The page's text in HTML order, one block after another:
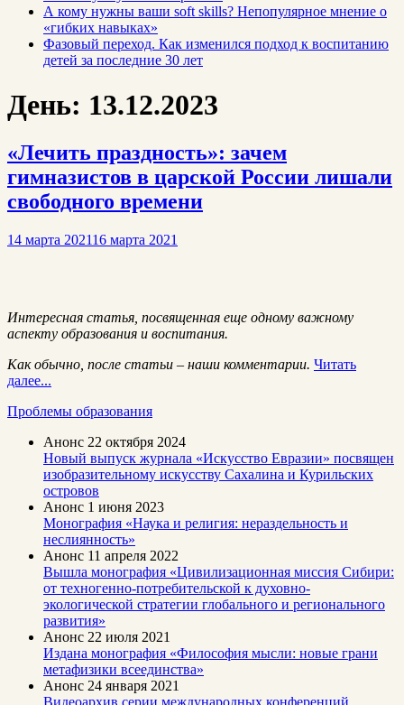
А кому нужны ваши soft skills? Непопулярное мнение о
«гибких навыках»
Фазовый переход. Как изменился подход к воспитанию
детей за последние 30 лет
День: 13.12.2023
«Лечить праздность»: зачем
гимназистов в царской России лишали
свободного времени
14 марта 202116 марта 2021
Интересная статья, посвященная еще одному важному
аспекту образования и воспитания.
Как обычно, после статьи – наши комментарии. Читать
далее...
Проблемы образования
Анонс 22 октября 2024
Новый выпуск журнала «Искусство Евразии» посвящен
изобразительному искусству Сахалина и Курильских
островов
Анонс 1 июня 2023
Монография «Наука и религия: нераздельность и
неслиянность»
Анонс 11 апреля 2022
Вышла монография «Цивилизационная миссия Сибири:
от техногенно-потребительской к духовно-
экологической стратегии глобального и регионального
развития»
Анонс 22 июля 2021
Издана монография «Философия мысли: новые грани
метафизики всеединства»
Анонс 24 января 2021
Видеоархив серии международных конференций